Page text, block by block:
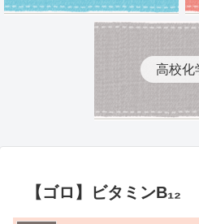
高校化
【ゴロ】ビタミンB₁₂